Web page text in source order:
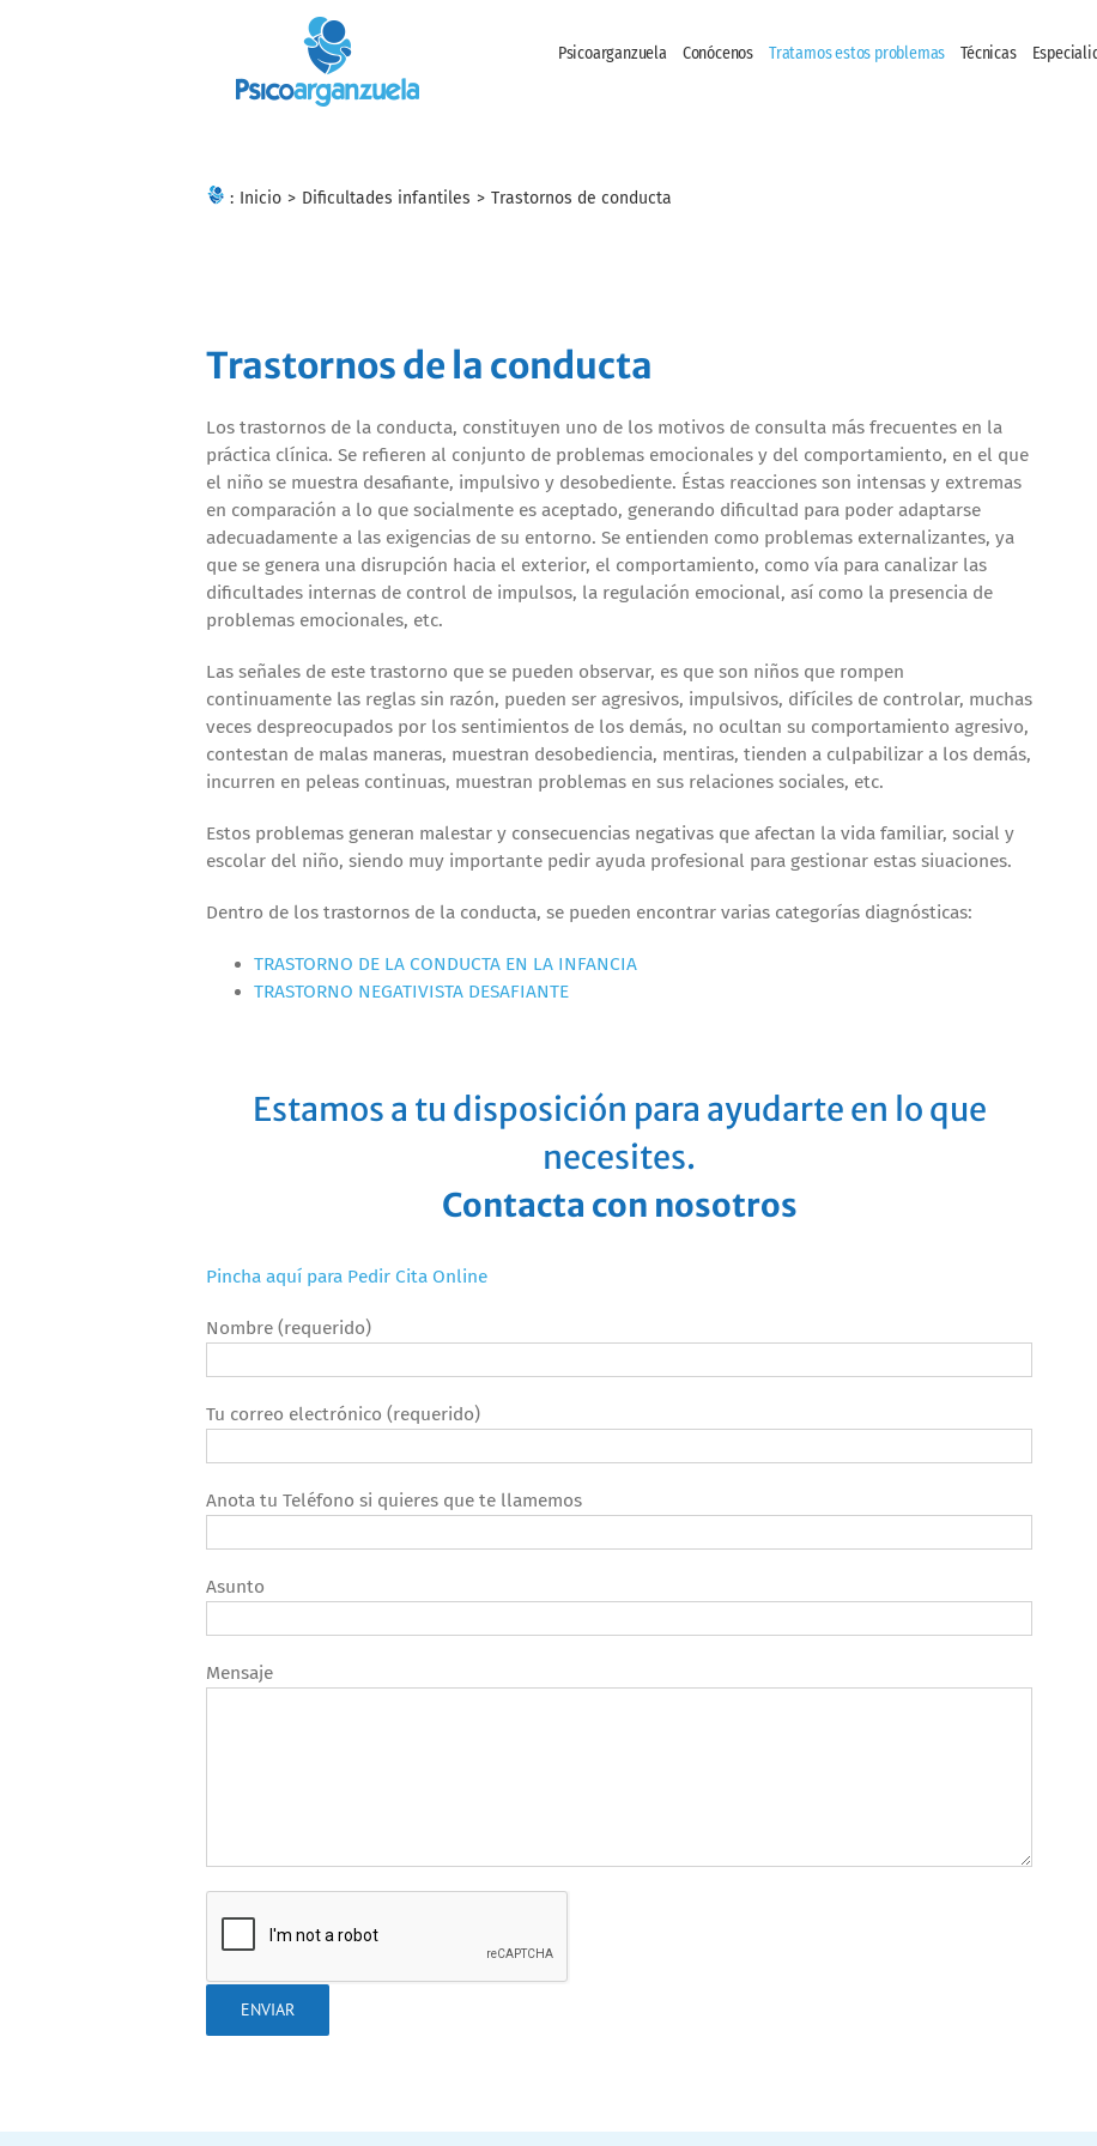
Psicoarganzuela Conócenos Tratamos estos problemas Técnicas
: Inicio > Dificultades infantiles > Trastornos de conducta
Trastornos de la conducta
Los trastornos de la conducta, constituyen uno de los motivos de consulta más frecuentes en la
práctica clínica. Se refieren al conjunto de problemas emocionales y del comportamiento, en el que
el niño se muestra desafiante, impulsivo y desobediente. Éstas reacciones son intensas y extremas
en comparación a lo que socialmente es aceptado, generando dificultad para poder adaptarse
adecuadamente a las exigencias de su entorno. Se entienden como problemas externalizantes, ya
que se genera una disrupción hacia el exterior, el comportamiento, como vía para canalizar las
dificultades internas de control de impulsos, la regulación emocional, así como la presencia de
problemas emocionales, etc.
Las señales de este trastorno que se pueden observar, es que son niños que rompen
continuamente las reglas sin razón, pueden ser agresivos, impulsivos, difíciles de controlar, muchas
veces despreocupados por los sentimientos de los demás, no ocultan su comportamiento agresivo,
contestan de malas maneras, muestran desobediencia, mentiras, tienden a culpabilizar a los demás,
incurren en peleas continuas, muestran problemas en sus relaciones sociales, etc.
Estos problemas generan malestar y consecuencias negativas que afectan la vida familiar, social y
escolar del niño, siendo muy importante pedir ayuda profesional para gestionar estas siuaciones.
Dentro de los trastornos de la conducta, se pueden encontrar varias categorías diagnósticas:
TRASTORNO DE LA CONDUCTA EN LA INFANCIA
TRASTORNO NEGATIVISTA DESAFIANTE
Estamos a tu disposición para ayudarte en lo que
necesites.
Contacta con nosotros
Pincha aquí para Pedir Cita Online
Nombre (requerido)
Tu correo electrónico (requerido)
Anota tu Teléfono si quieres que te llamemos
Asunto
Mensaje